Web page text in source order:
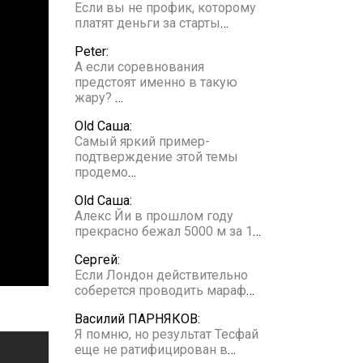
Если вы не профик, которому
платят деньги за старты…
Peter:
А если соревнования
предстоят именно в такую
жару? …
Old Саша:
Самый яркий пример-
подтверждение этой темы
продемо…
Old Саша:
Алекс Йи в прошлом году
прекрасно бежал 5000 м за 1…
Сергей:
Если Лондон действительно
соберется проводить мараф…
Василий ПАРНЯКОВ:
Я помню, но результат Тесфай
еще не ратифицирован в…